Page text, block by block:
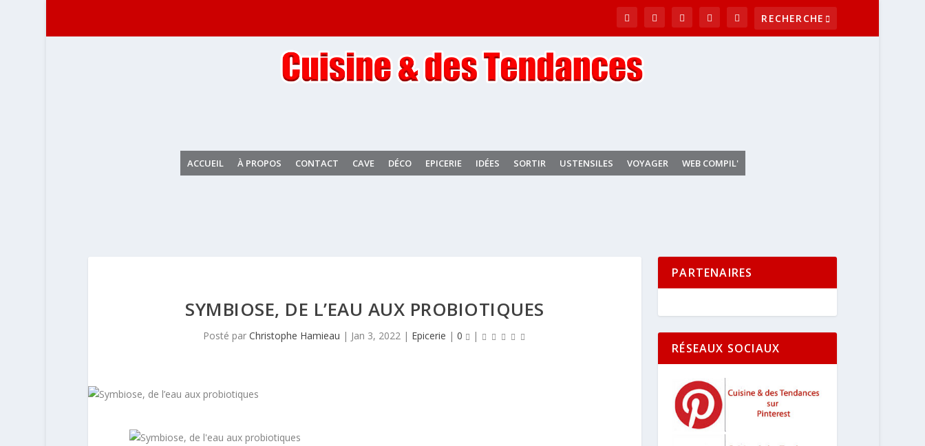
ACCUEIL À PROPOS CONTACT CAVE DÉCO EPICERIE IDÉES SORTIR USTENSILES VOYAGER WEB COMPIL'
SYMBIOSE, DE L’EAU AUX PROBIOTIQUES
Posté par Christophe Hamieau | Jan 3, 2022| Epicerie | 0 |
PARTENAIRES
RÉSEAUX SOCIAUX